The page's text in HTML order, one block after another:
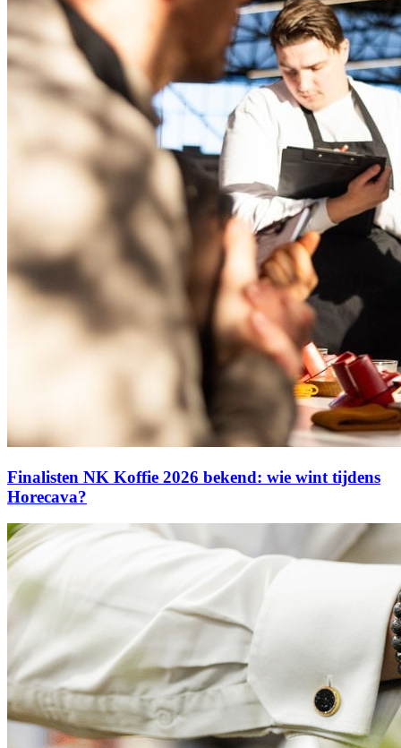
Finalisten NK Koffie 2026 bekend: wie wint tijdens
Horecava?